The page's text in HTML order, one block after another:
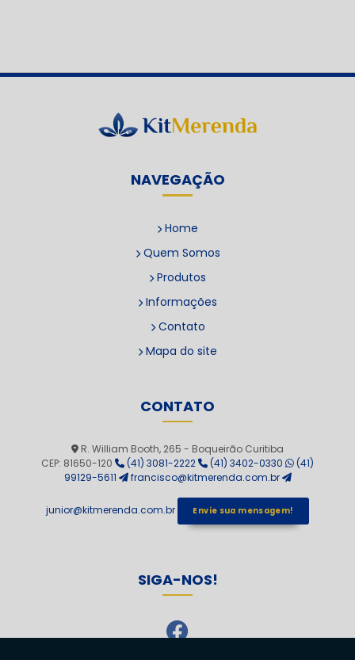
NAVEGAÇÃO
Home
Quem Somos
Produtos
Informações
Contato
Mapa do site
CONTATO
R. William Booth, 265 - Boqueirão Curitiba
CEP: 81650-120
(41) 3081-2222 (41) 3402-0330
(41)
99129-5611
francisco@kitmerenda.com.br
junior@kitmerenda.com.br Envie sua mensagem!
SIGA-NOS!